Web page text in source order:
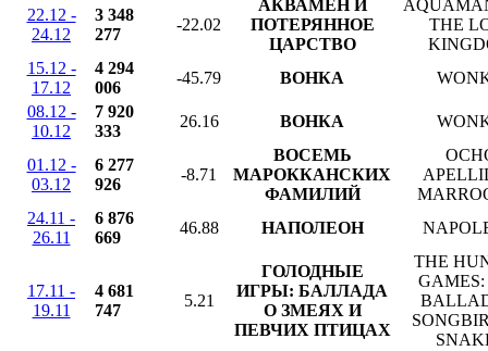
22.12 -
24.12
3 348
277
-22.02
АКВАМЕН И
ПОТЕРЯННОЕ
ЦАРСТВО
THE
15.12 -
17.12
4 294
006
-45.79 ВОНКА
08.12 -
10.12
7 920
333
26.16 ВОНКА
01.12 -
03.12
6 277
926
-8.71
ВОСЕМЬ
МАРОККАНСКИХ
ФАМИЛИЙ
24.11 -
26.11
6 876
669
46.88 НАПОЛЕОН
17.11 -
19.11
4 681
747
5.21
ГОЛОДНЫЕ
ИГРЫ: БАЛЛАДА
О ЗМЕЯХ И
ПЕВЧИХ ПТИЦАХ
THE